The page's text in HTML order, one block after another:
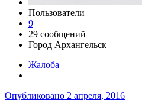
Пользователи
9
29 сообщений
Город Архангельск
Жалоба
Опубликовано 2 апреля, 2016